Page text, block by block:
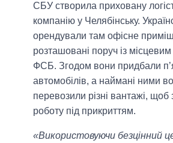
СБУ створила приховану
компанію у Челябінську.
орендували там офісне
розташовані поруч із
ФСБ. Згодом вони придбали
автомобілів, а наймані ними
перевозили різні вантажі, щоб
роботу під прикриттям.
«Використовуючи безцінний